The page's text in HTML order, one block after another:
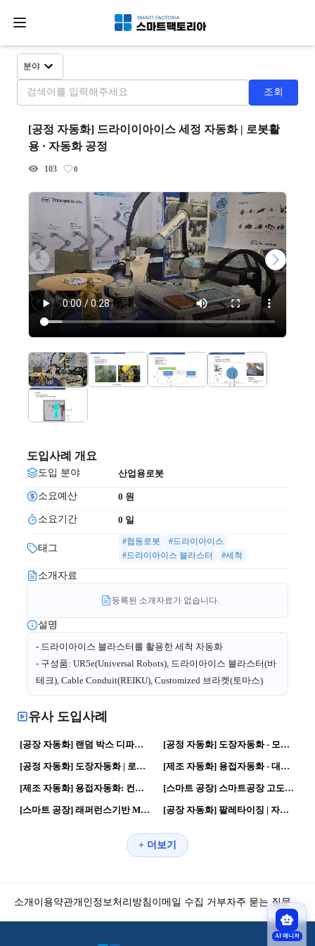
분야
조회
[공정 자동화] 드라이이아이스 세정 자동화 | 로봇활
용 · 자동화 공정
103 0
도입사례 개요
도입 분야 산업용로봇
소요예산 0 원
소요기간 0 일
태그
#협동로봇
#드라이아이스
#드라이아이스 블라스터
#세척
소개자료
등록된 소개자료가 없습니다.
설명
- 드라이아이스 블라스터를 활용한 세척 자동화
- 구성품: UR5e(Universal Robots), 드라이아이스 블라스터(바
테크), Cable Conduit(REIKU), Customized 브라켓(토마스)
유사 도입사례
16 0
[공장 자동화] 랜덤 박스 디파렛타이져 | 로봇활용 · 스마트공장 [공정 자동화] 도장자동화 - 모션트래킹 적용 | 로봇활용 · 로봇공정
17 0
[공정 자동화] 도장자동화 | 로봇활용 · 로봇공정
10 0
[제조 자동화] 용접자동화 - 대형 Part 용접 | 로봇활용 · 자동화 공정
16 0
[제조 자동화] 용접자동화: 컨테이너 용접, 보정 | 로봇활용 · 로봇공정
75 0
[스마트 공장] 스마트공장 고도화 | 로봇활용 · 자동화 공정
46 0
[스마트 공장] 래퍼런스기반 MDPS System 3D Animation 영상 | 로봇활용 · 스마트공장
83 0
[공장 자동화] 팔레타이징 | 자동화 공정 · 로봇활용
+ 더보기
소개 이용약관개인정보처리방침 이메일 수집 거부자주 묻는 질문
AI 매니저